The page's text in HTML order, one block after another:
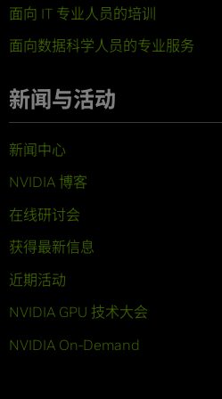
面向 IT 专业人员的培训
面向数据科学人员的专业服务
新闻与活动
新闻中心
NVIDIA 博客
在线研讨会
获得最新信息
近期活动
NVIDIA GPU 技术大会
NVIDIA On-Demand